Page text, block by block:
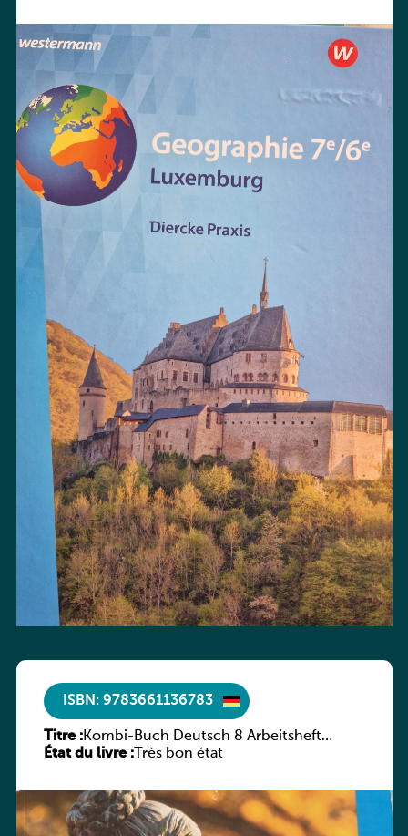
ISBN: 9783661136783
Titre :Kombi-Buch Deutsch 8 Arbeitsheft
(Neue Ausgabe Luxemburg)
État du livre :Très bon état